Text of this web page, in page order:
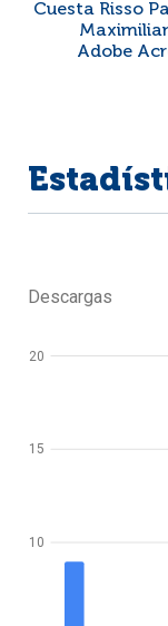
Cuesta Risso
Adobe
Descargas
10
15
20